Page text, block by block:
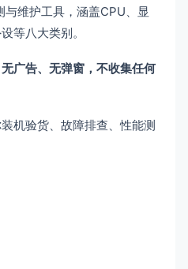
与维护工具，涵盖CPU、显
等八大类别。
广告、无弹窗，不收集任何
机验货、故障排查、性能测